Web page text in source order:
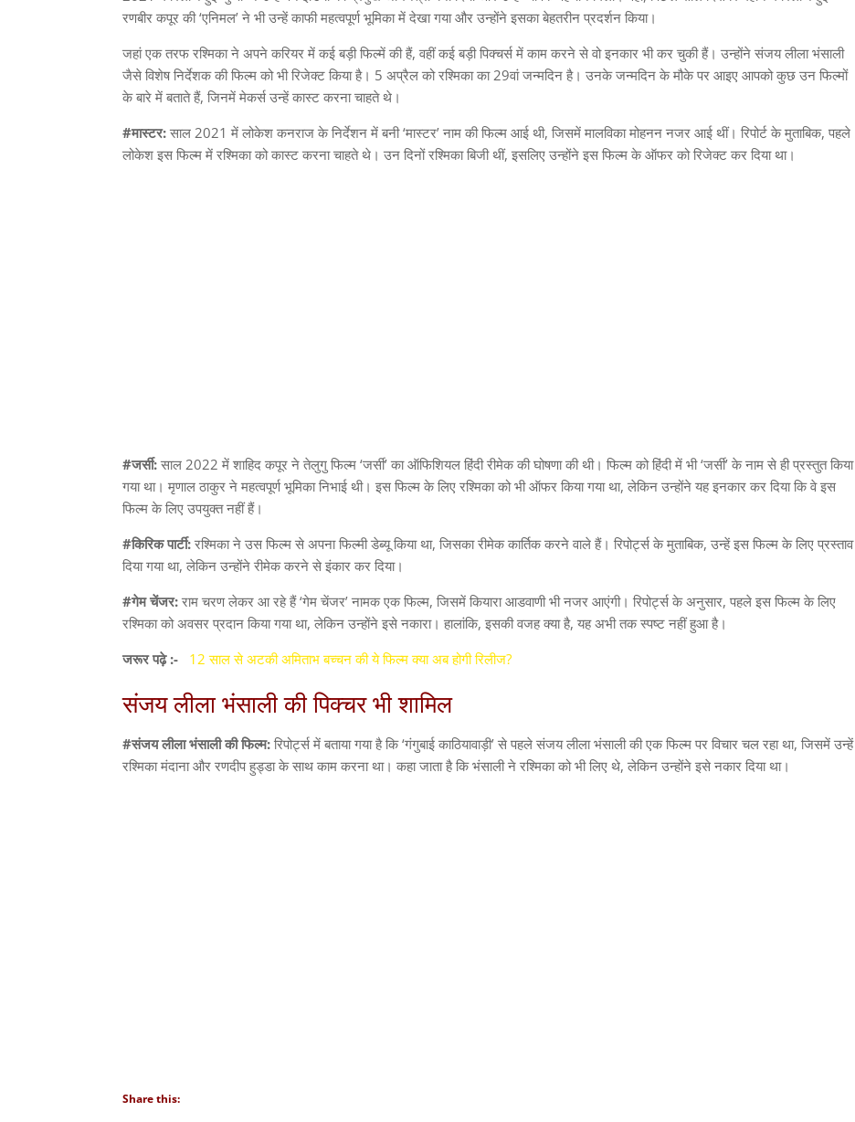
रणबीर कपूर की ‘एनिमल’ ने भी उन्हें काफी महत्वपूर्ण भूमिका में देखा गया और उन्होंने इसका बेहतरीन प्रदर्शन किया।
जहां एक तरफ रश्मिका ने अपने करियर में कई बड़ी फिल्में की हैं, वहीं कई बड़ी पिक्चर्स में काम करने से वो इनकार भी कर चुकी हैं। उन्होंने संजय लीला भंसाली
जैसे विशेष निर्देशक की फिल्म को भी रिजेक्ट किया है। 5 अप्रैल को रश्मिका का 29वां जन्मदिन है। उनके जन्मदिन के मौके पर आइए आपको कुछ उन फिल्मों
के बारे में बताते हैं, जिनमें मेकर्स उन्हें कास्ट करना चाहते थे।
#मास्टर: साल 2021 में लोकेश कनराज के निर्देशन में बनी ‘मास्टर’ नाम की फिल्म आई थी, जिसमें मालविका मोहनन नजर आई थीं। रिपोर्ट के मुताबिक, पहले
लोकेश इस फिल्म में रश्मिका को कास्ट करना चाहते थे। उन दिनों रश्मिका बिजी थीं, इसलिए उन्होंने इस फिल्म के ऑफर को रिजेक्ट कर दिया था।
#जर्सी: साल 2022 में शाहिद कपूर ने तेलुगु फिल्म ‘जर्सी’ का ऑफिशियल हिंदी रीमेक की घोषणा की थी। फिल्म को हिंदी में भी ‘जर्सी’ के नाम से ही प्रस्तुत किया
गया था। मृणाल ठाकुर ने महत्वपूर्ण भूमिका निभाई थी। इस फिल्म के लिए रश्मिका को भी ऑफर किया गया था, लेकिन उन्होंने यह इनकार कर दिया कि वे इस
फिल्म के लिए उपयुक्त नहीं हैं।
#किरिक पार्टी: रश्मिका ने उस फिल्म से अपना फिल्मी डेब्यू किया था, जिसका रीमेक कार्तिक करने वाले हैं। रिपोर्ट्स के मुताबिक, उन्हें इस फिल्म के लिए प्रस्ताव
दिया गया था, लेकिन उन्होंने रीमेक करने से इंकार कर दिया।
#गेम चेंजर: राम चरण लेकर आ रहे हैं ‘गेम चेंजर’ नामक एक फिल्म, जिसमें कियारा आडवाणी भी नजर आएंगी। रिपोर्ट्स के अनुसार, पहले इस फिल्म के लिए
रश्मिका को अवसर प्रदान किया गया था, लेकिन उन्होंने इसे नकारा। हालांकि, इसकी वजह क्या है, यह अभी तक स्पष्ट नहीं हुआ है।
जरूर पढ़े :-
12 साल से अटकी अमिताभ बच्चन की ये फिल्म क्या अब होगी रिलीज?
संजय लीला भंसाली की पिक्चर भी शामिल
#संजय लीला भंसाली की फिल्म: रिपोर्ट्स में बताया गया है कि ‘गंगुबाई काठियावाड़ी’ से पहले संजय लीला भंसाली की एक फिल्म पर विचार चल रहा था, जिसमें उन्हें
रश्मिका मंदाना और रणदीप हुड्डा के साथ काम करना था। कहा जाता है कि भंसाली ने रश्मिका को भी लिए थे, लेकिन उन्होंने इसे नकार दिया था।
Share this: